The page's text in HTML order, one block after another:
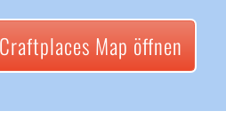
Map öffnen